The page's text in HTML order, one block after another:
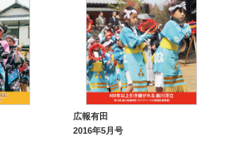
広報有田
2016年5月号